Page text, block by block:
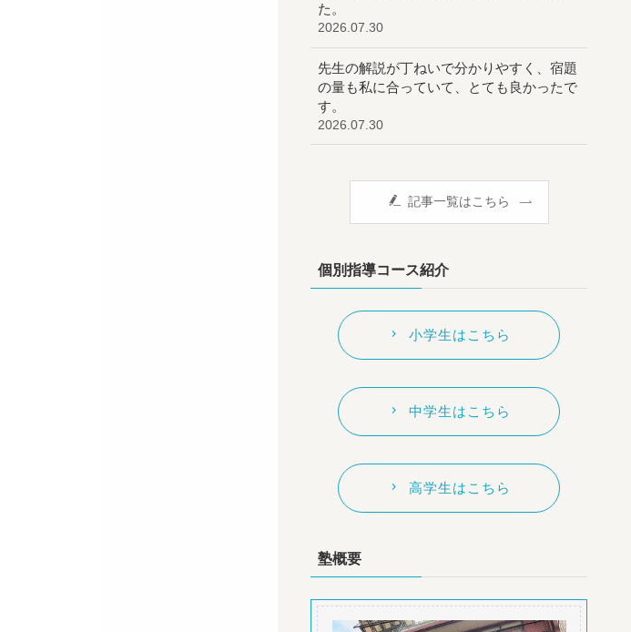
た。
2026.07.30
先生の解説が丁ねいで分かりやすく、宿題
の量も私に合っていて、とても良かったで
す。
2026.07.30
記事一覧はこちら
個別指導コース紹介
小学生はこちら
中学生はこちら
高学生はこちら
塾概要